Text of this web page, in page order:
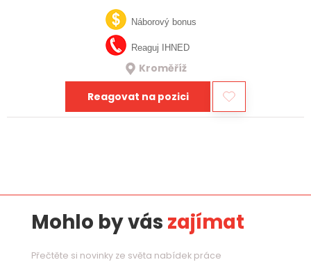
projektech? Nebo jste šikovný elektrikář či elektromontér, který
už nechce být jen „řadový…Náborový bonus
Reaguj IHNED
Kroměříž
Reagovat na pozici
Mohlo by vás zajímat
Přečtěte si novinky ze světa nabídek práce